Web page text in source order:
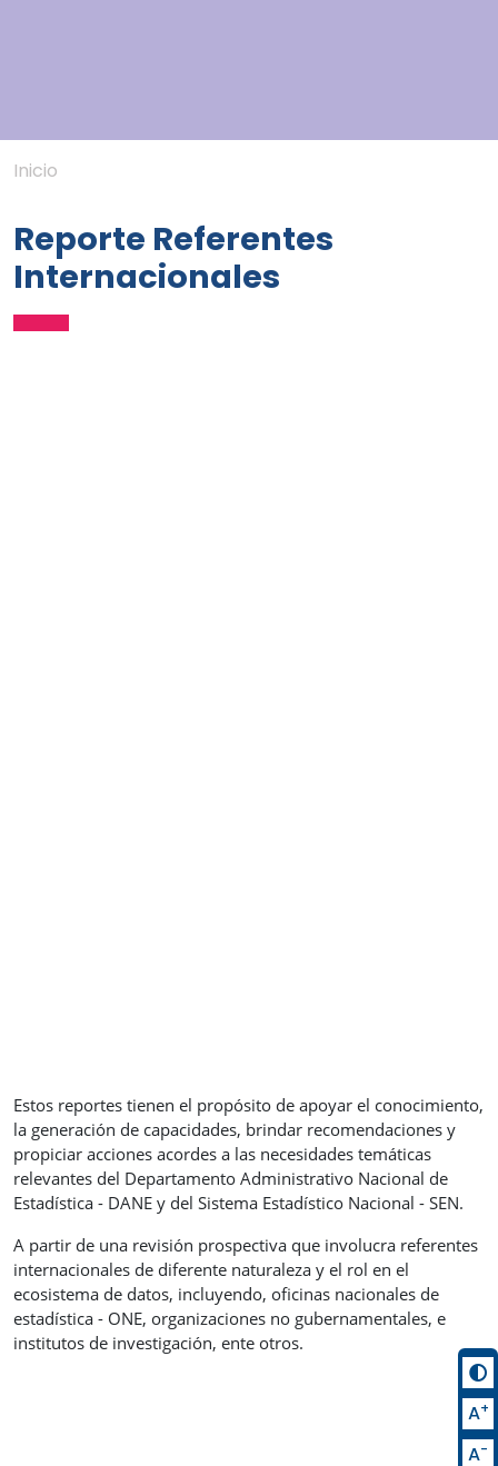
Inicio
Reporte Referentes
Internacionales
Estos reportes tienen el propósito de apoyar el conocimiento,
la generación de capacidades, brindar recomendaciones y
propiciar acciones acordes a las necesidades temáticas
relevantes del Departamento Administrativo Nacional de
Estadística - DANE y del Sistema Estadístico Nacional - SEN.
A partir de una revisión prospectiva que involucra referentes
internacionales de diferente naturaleza y el rol en el
ecosistema de datos, incluyendo, oficinas nacionales de
estadística - ONE, organizaciones no gubernamentales, e
institutos de investigación, ente otros.
A+
A-